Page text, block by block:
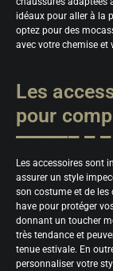
idéaux pour aller à la
optez pour des
avec votre chemise et
Les
pour
Les accessoires sont
assurer un style
son costume et de les
have pour protéger
donnant un toucher
très tendance et
tenue estivale. En
personnaliser votre